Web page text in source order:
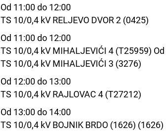
Od 11:00 do 12:00
TS 10/0,4 kV RELJEVO DVOR 2 (0425)
Od 11:00 do 12:00
TS 10/0,4 kV MIHALJEVIĆI 4 (T25959)
TS 10/0,4 kV MIHALJEVIĆI 3 (3276)
Od 12:00 do 13:00
TS 10/0,4 kV RAJLOVAC 4 (T27212)
Od 13:00 do 14:00
TS 10/0,4 kV BOJNIK BRDO (1626) (1626)